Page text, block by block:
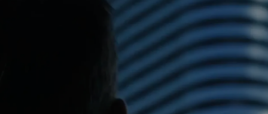
DU BIST ERFOLGREICH